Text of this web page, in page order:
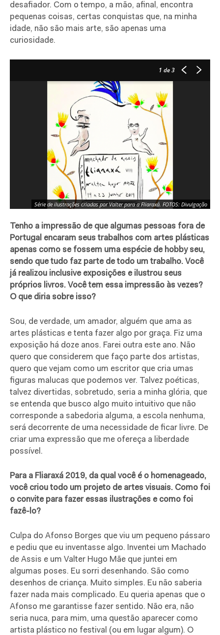
desafiador. Com o tempo, a mão, afinal, encontra
pequenas coisas, certas conquistas que, na minha
idade, não são mais arte, são apenas uma
curiosidade.
1 de 3
Série de ilustrações criadas por Valter para a Fliaraxá. FOTOS: Divulgação
Tenho a impressão de que algumas pessoas fora de
Portugal encaram seus trabalhos com artes plásticas
apenas como se fossem uma espécie de hobby seu,
sendo que tudo faz parte de todo um trabalho. Você
já realizou inclusive exposições e ilustrou seus
próprios livros. Você tem essa impressão às vezes?
O que diria sobre isso?
Sou, de verdade, um amador, alguém que ama as
artes plásticas e tenta fazer algo por graça. Fiz uma
exposição há doze anos. Farei outra este ano. Não
quero que considerem que faço parte dos artistas,
quero que vejam como um escritor que cria umas
figuras malucas que podemos ver. Talvez poéticas,
talvez divertidas, sobretudo, seria a minha glória, que
se entenda que busco algo muito intuitivo que não
corresponde a sabedoria alguma, a escola nenhuma,
será decorrente de uma necessidade de ficar livre. De
criar uma expressão que me ofereça a liberdade
possível.
Para a Fliaraxá 2019, da qual você é o homenageado,
você criou todo um projeto de artes visuais. Como foi
o convite para fazer essas ilustrações e como foi
fazê-lo?
Culpa do Afonso Borges que viu um pequeno pássaro
e pediu que eu inventasse algo. Inventei um Machado
de Assis e um Valter Hugo Mãe que juntei em
algumas poses. Eu sorri desenhando. São como
desenhos de criança. Muito simples. Eu não saberia
fazer nada mais complicado. Eu queria apenas que o
Afonso me garantisse fazer sentido. Não era, não
seria nuca, para mim, uma questão aparecer como
artista plástico no festival (ou em lugar algum). O